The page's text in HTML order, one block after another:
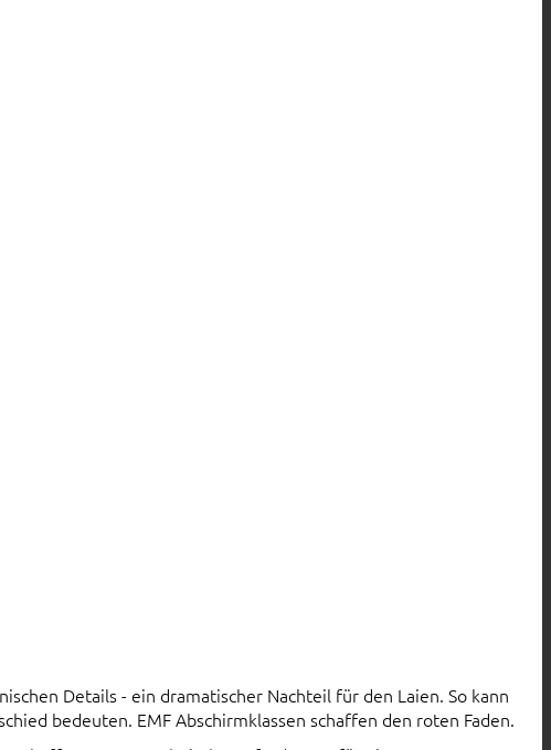
Details - ein dramatischer Nachteil für den Laien. So kann
bedeuten. EMF Abschirmklassen schaffen den roten Faden.